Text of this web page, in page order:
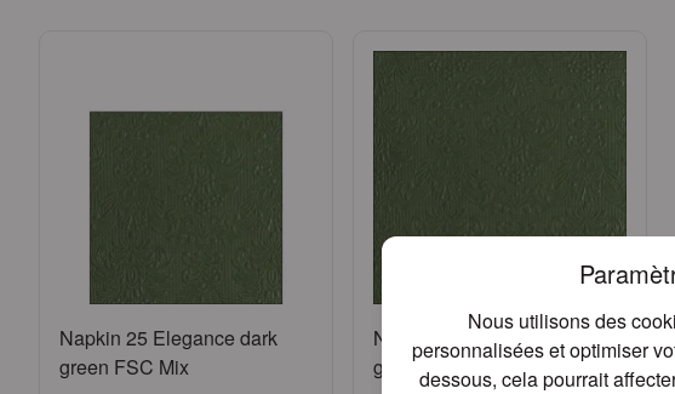
Nous utilisons des
personnalisées et optimiser
dessous, cela pourrait
Napkin 25 Elegance dark
green FSC Mix
Napkin 40 Elegance dark
green FSC Mix